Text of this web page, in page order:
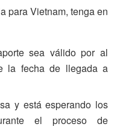
para Vietnam, tenga en
sea válido por al
la fecha de llegada a
y está esperando los
el proceso de